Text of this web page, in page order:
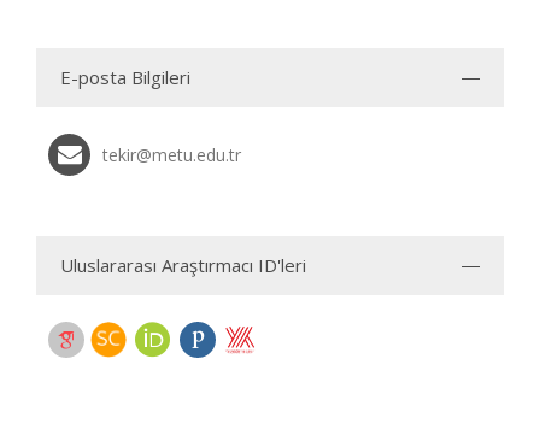
E-posta Bilgileri
tekir@metu.edu.tr
Uluslararası Araştırmacı ID'leri